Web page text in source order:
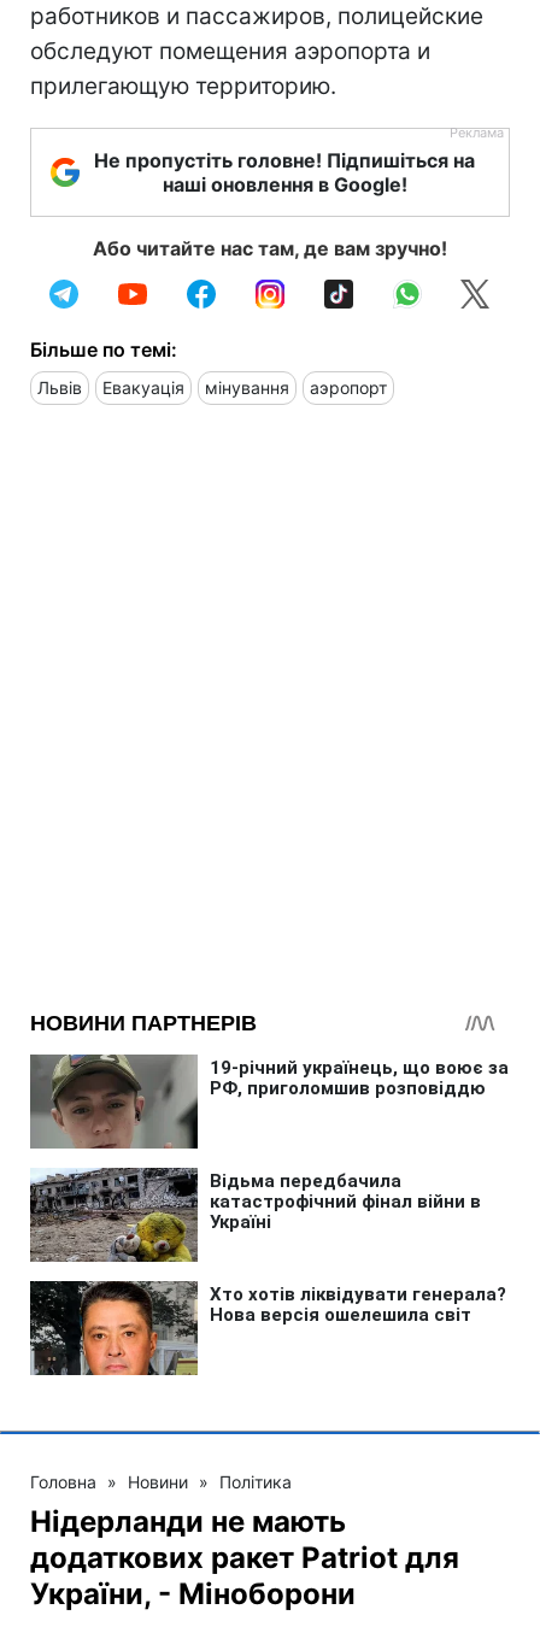
работников и пассажиров, полицейские
обследуют помещения аэропорта и
прилегающую территорию.
Не пропустіть головне! Підпишіться на
наші оновлення в Google!
Або читайте нас там, де вам зручно!
Більше по темі:
Львів Евакуація мінування аэропорт
Головна » Новини » Політика
Нідерланди не мають
додаткових ракет Patriot для
України, - Міноборони